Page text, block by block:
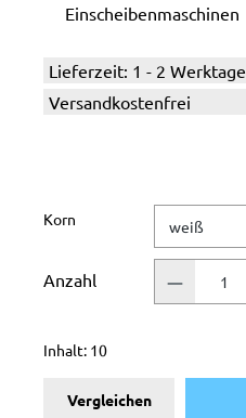
Einscheibenmaschinen
Lieferzeit: 1 - 2 Werktage
Versandkostenfrei
Korn
Anzahl
Inhalt: 10
Vergleichen